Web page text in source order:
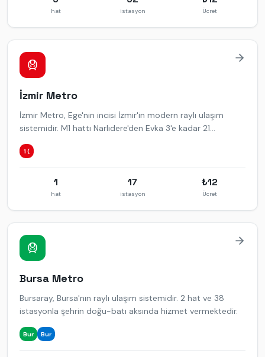
hat istasyon Ücret
İzmir Metro
İzmir Metro, Ege'nin incisi İzmir'in modern raylı ulaşım
sistemidir. M1 hattı Narlıdere'den Evka 3'e kadar 21
1 (
1
hat
17
istasyon
₺12
Ücret
Bursa Metro
Bursaray, Bursa'nın raylı ulaşım sistemidir. 2 hat ve 38
istasyonla şehrin doğu-batı aksında hizmet vermektedir.
Bur Bur